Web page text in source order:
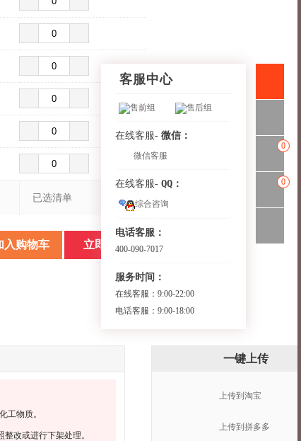
已选清单
入购物车 立即购买
工物质。
改或进行下架处理。
一键上传
上传到淘宝
上传到拼多多
客服中心
售前组 售后组
在线客服- 微信：
微信客服
在线客服- QQ：
综合咨询
电话客服：
400-090-7017
服务时间：
在线客服：9:00-22:00
电话客服：9:00-18:00
收起>>
0
0